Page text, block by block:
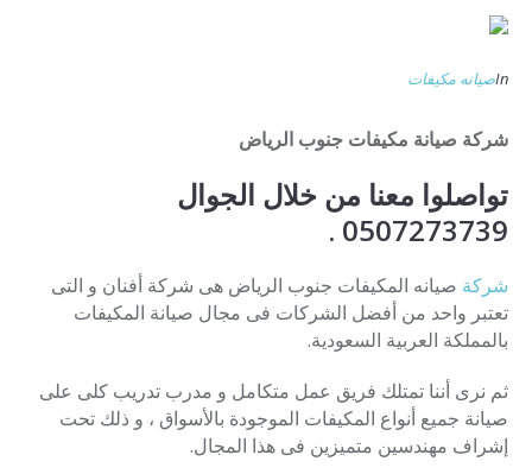
Inصيانه مكيفات
شركة صيانة مكيفات جنوب الرياض
تواصلوا معنا من خلال الجوال
0507273739 .
شركة صيانه المكيفات جنوب الرياض هى شركة أفنان و التى
تعتبر واحد من أفضل الشركات فى مجال صيانة المكيفات
بالمملكة العربية السعودية.
ثم نرى أننا تمتلك فريق عمل متكامل و مدرب تدريب كلى على
صيانة جميع أنواع المكيفات الموجودة بالأسواق ، و ذلك تحت
إشراف مهندسين متميزين فى هذا المجال.